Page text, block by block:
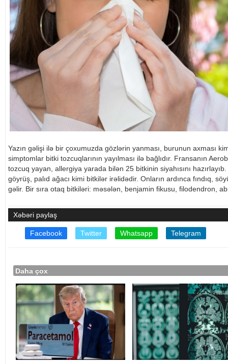
Yazın gəlişi ilə bir çoxumuzda gözlərin yanması, burunun axması
simptomlar bitki tozcuqlarının yayılması ilə bağlıdır. Fransanın
tozcuq yayan, allergiya yarada bilən 25 bitkinin siyahısını
göyrüş, palıd ağacı kimi bitkilər irəlidədir. Onların ardınca fındıq,
gəlir. Bir sıra otaq bitkiləri: məsələn, benjamin fikusu, filodendron,
Xəbəri paylaş
Facebook Twitter Whatsapp Telegram
Daha çox